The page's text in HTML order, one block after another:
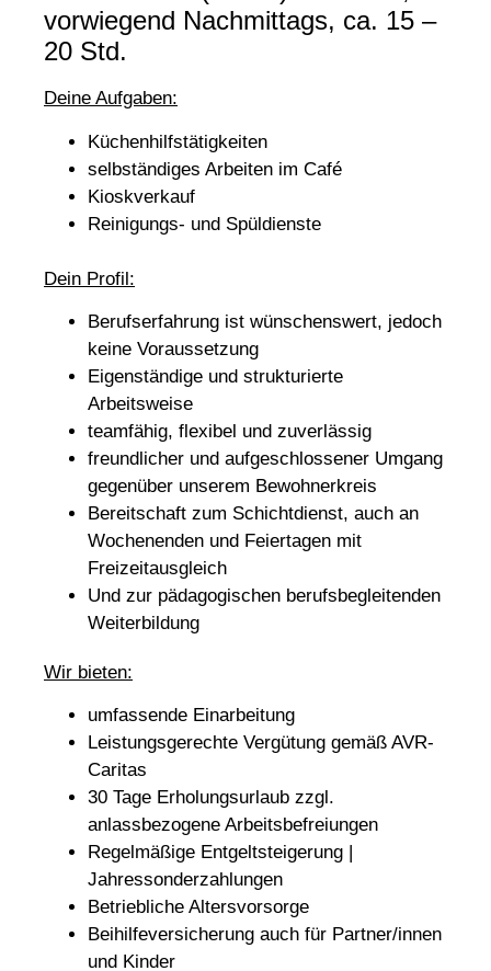
vorwiegend Nachmittags, ca. 15 –
20 Std.
Deine Aufgaben:
Küchenhilfstätigkeiten
selbständiges Arbeiten im Café
Kioskverkauf
Reinigungs- und Spüldienste
Dein Profil:
Berufserfahrung ist wünschenswert, jedoch
keine Voraussetzung
Eigenständige und strukturierte
Arbeitsweise
teamfähig, flexibel und zuverlässig
freundlicher und aufgeschlossener Umgang
gegenüber unserem Bewohnerkreis
Bereitschaft zum Schichtdienst, auch an
Wochenenden und Feiertagen mit
Freizeitausgleich
Und zur pädagogischen berufsbegleitenden
Weiterbildung
Wir bieten:
umfassende Einarbeitung
Leistungsgerechte Vergütung gemäß AVR-
Caritas
30 Tage Erholungsurlaub zzgl.
anlassbezogene Arbeitsbefreiungen
Regelmäßige Entgeltsteigerung |
Jahressonderzahlungen
Betriebliche Altersvorsorge
Beihilfeversicherung auch für Partner/innen
und Kinder